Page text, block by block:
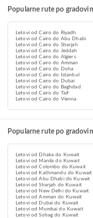
Popularne rute po
Letovi od Cairo do Riyadh
Letovi od Cairo do Abu Dhabi
Letovi od Cairo do Sharjah
Letovi od Cairo do Jeddah
Letovi od Cairo do Algiers
Letovi od Cairo do Amman
Letovi od Cairo do Doha
Letovi od Cairo do Istanbul
Letovi od Cairo do Dubai
Letovi od Cairo do Baghdad
Letovi od Cairo do Taif
Letovi od Cairo do Vienna
Popularne rute po
Letovi od Dhaka do Kuwait
Letovi od Manila do Kuwait
Letovi od Colombo do Kuwait
Letovi od Kathmandu do Kuwait
Letovi od Abu Dhabi do Kuwait
Letovi od Sharjah do Kuwait
Letovi od New Delhi do Kuwait
Letovi od Amman do Kuwait
Letovi od Dubai do Kuwait
Letovi od Mumbai do Kuwait
Letovi od Sohag do Kuwait